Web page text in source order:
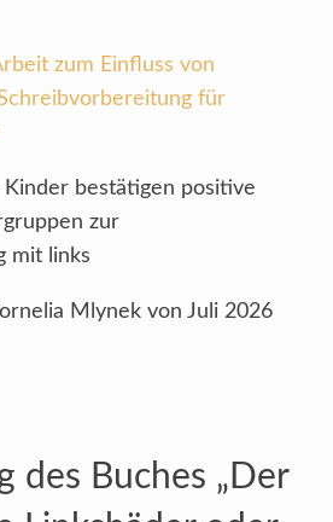
zum Einfluss von
für
Kinder bestätigen positive
zur
mit links
Mlynek von Juli 2026
des Buches „Der